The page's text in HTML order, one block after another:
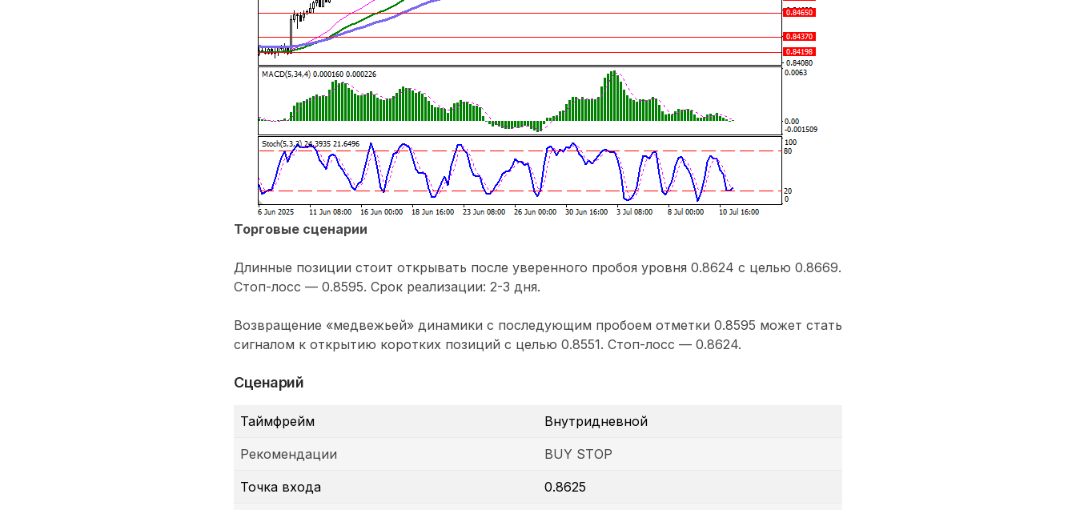
Торговые сценарии
Длинные позиции стоит открывать после уверенного пробоя уровня 0.8624 с целью 0.8669.
Стоп-лосс — 0.8595. Срок реализации: 2-3 дня.
Возвращение «медвежьей» динамики с последующим пробоем отметки 0.8595 может стать
сигналом к открытию коротких позиций с целью 0.8551. Стоп-лосс — 0.8624.
Сценарий
Таймфрейм Внутридневной
Рекомендации BUY STOP
Точка входа 0.8625